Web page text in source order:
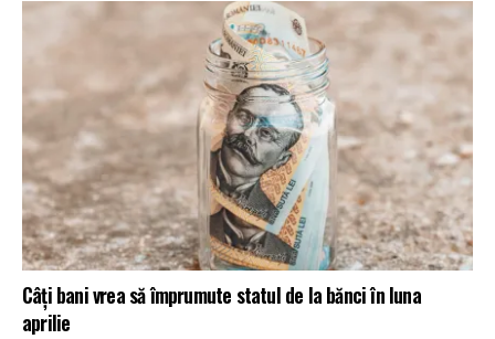
Câți bani vrea să împrumute statul de la bănci în luna
aprilie